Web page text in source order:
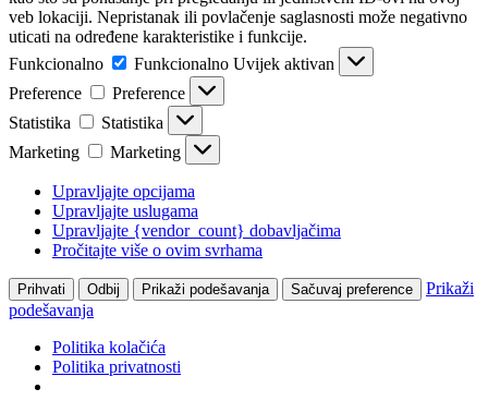
veb lokaciji. Nepristanak ili povlačenje saglasnosti može negativno
uticati na određene karakteristike i funkcije.
Funkcionalno
Funkcionalno Uvijek aktivan
Preference
Preference
Statistika
Statistika
Marketing
Marketing
Upravljajte opcijama
Upravljajte uslugama
Upravljajte {vendor_count} dobavljačima
Pročitajte više o ovim svrhama
Prihvati Odbij Prikaži podešavanja Sačuvaj preference
Prikaži
podešavanja
Politika kolačića
Politika privatnosti